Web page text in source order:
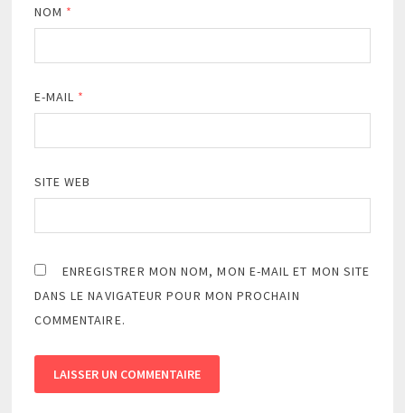
NOM *
E-MAIL *
SITE WEB
ENREGISTRER MON NOM, MON E-MAIL ET MON SITE
DANS LE NAVIGATEUR POUR MON PROCHAIN
COMMENTAIRE.